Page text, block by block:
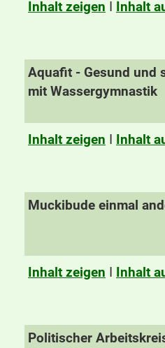
Inhalt zeigen I Inhalt
Aquafit - Gesund und
mit Wassergymnastik
Inhalt zeigen I Inhalt
Muckibude einmal
Inhalt zeigen I Inhalt
Politischer